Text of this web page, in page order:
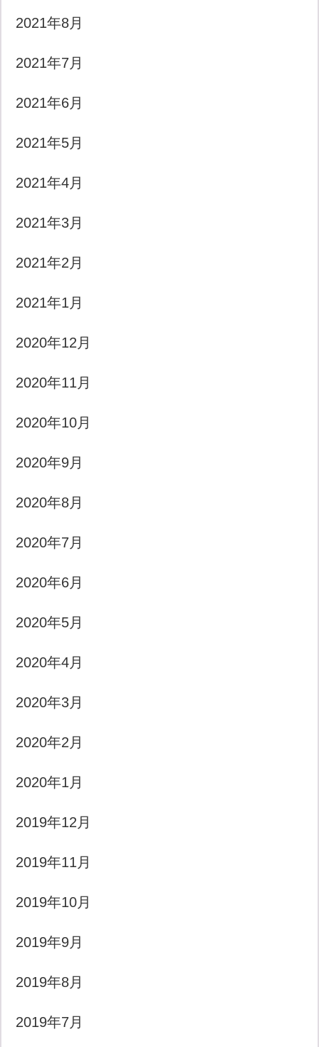
2021年8月
2021年7月
2021年6月
2021年5月
2021年4月
2021年3月
2021年2月
2021年1月
2020年12月
2020年11月
2020年10月
2020年9月
2020年8月
2020年7月
2020年6月
2020年5月
2020年4月
2020年3月
2020年2月
2020年1月
2019年12月
2019年11月
2019年10月
2019年9月
2019年8月
2019年7月